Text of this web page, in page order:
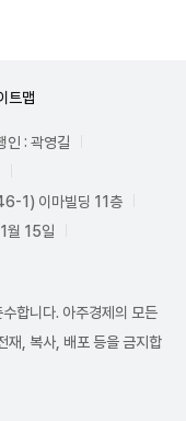
트맵
인 : 곽영길
1) 이마빌딩 11층
월 15일
합니다. 아주경제의 모든
재, 복사, 배포 등을 금지합